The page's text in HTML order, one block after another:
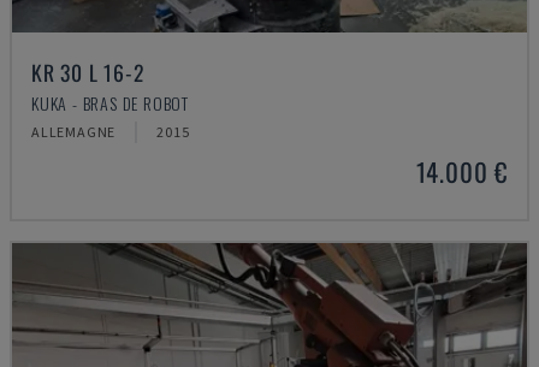
KR 30 L 16-2
KUKA - BRAS DE ROBOT
ALLEMAGNE 2015
14.000 €